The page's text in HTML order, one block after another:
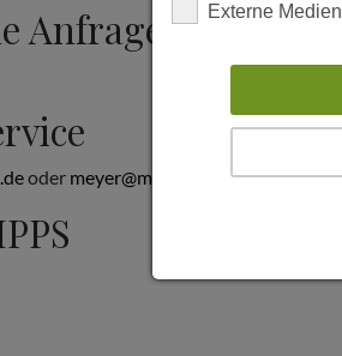
Anfragen
oder meyer@mediaworldgmbh.de
Externe Medien